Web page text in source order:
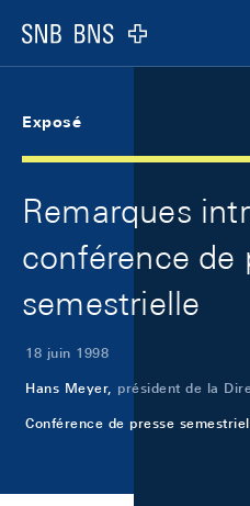
Logo
Exposé
Remarques
conférence de
semestrielle
18 juin 1998
Hans Meyer, président de la
Conférence de presse